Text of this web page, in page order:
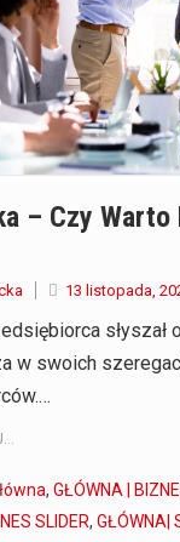
– Czy Warto
13 listopada,
słyszał
w swoich
, GŁÓWNA |
SLIDER, GŁÓWNA|